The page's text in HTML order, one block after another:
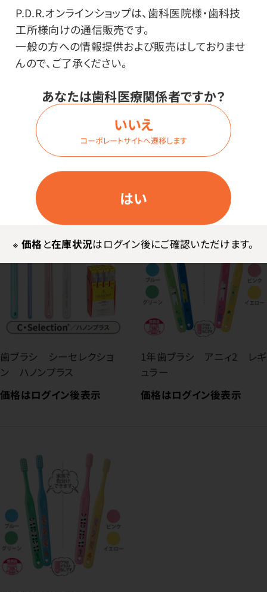
P.D.R.オンラインショップは、歯科医院様・歯科技
工所様向けの通信販売です。
一般の方への情報提供および販売はしておりませ
んので、ご了承ください。
あなたは歯科医療関係者ですか？
はい
いいえ
コーポレートサイトへ遷移します
※ 価格と在庫状況はログイン後にご確認いただけます。
国産歯ブラシ シーセレク
ション トルネ
価格はログイン後表示
NEW
国産F字型フロス シーセレ
クション シングルライン
価格はログイン後表示
歯ブラシ シーセレクショ
ン ハノンプラス
価格はログイン後表示
1年歯ブラシ アニィ2 レギ
ュラー
価格はログイン後表示